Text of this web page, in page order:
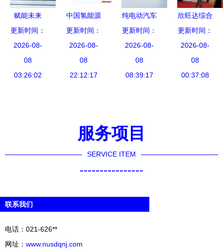
兴能源技术
研发趋势
赋能未来
投资超
1750亿，
上汽大众
ID.4 X新能
更新时间：
2026-08-
08
03:26:02
中国氢能源
汽车行业进
入爆发式增
长 新兴能
源技术研发
更新时间：
2026-08-
08
22:12:17
纯电动汽车
驱动电机技
术解析 新
兴能源技术
的核心
更新时间：
2026-08-
08
08:39:17
欣旺达综合
能源闪耀
CIBF2018
以新兴能源
技术研发引
更新时间：
2026-08-
08
00:37:08
服务项目
SERVICE ITEM
----------------
联系我们
电话：021-626**
网址： www.nusdqnj.com